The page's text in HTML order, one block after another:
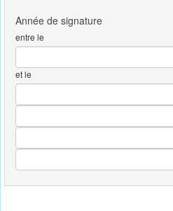
entre le
et le